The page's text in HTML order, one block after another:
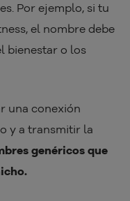
Por ejemplo, si tu
el nombre debe
bienestar o los
una conexión
y a transmitir la
genéricos que